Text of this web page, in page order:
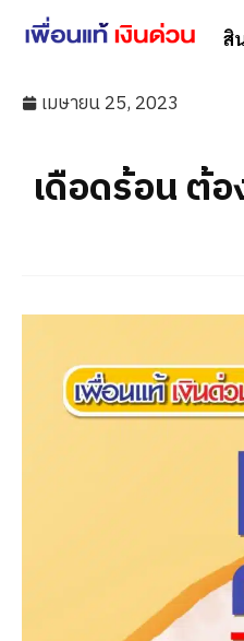
สิ
เมษายน 25, 2023
เดือดร้อน ต้